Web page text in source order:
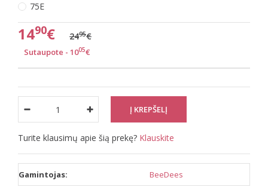
75E
1490€ 2495€
Sutaupote - 1005€
Turite klausimų apie šią prekę? Klauskite
Gamintojas: BeeDees